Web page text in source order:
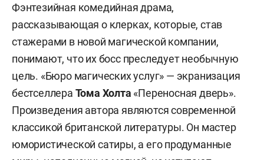
Фэнтезийная комедийная драма,
рассказывающая о клерках, которые, став
стажерами в новой магической компании,
понимают, что их босс преследует необычную
цель. «Бюро магических услуг» — экранизация
бестселлера Тома Холта «Переносная дверь».
Произведения автора являются современной
классикой британской литературы. Он мастер
юмористической сатиры, а его продуманные